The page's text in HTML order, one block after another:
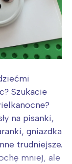
Szukacie
na pisanki,
gniazdka
trudniejsze.
mniej, ale